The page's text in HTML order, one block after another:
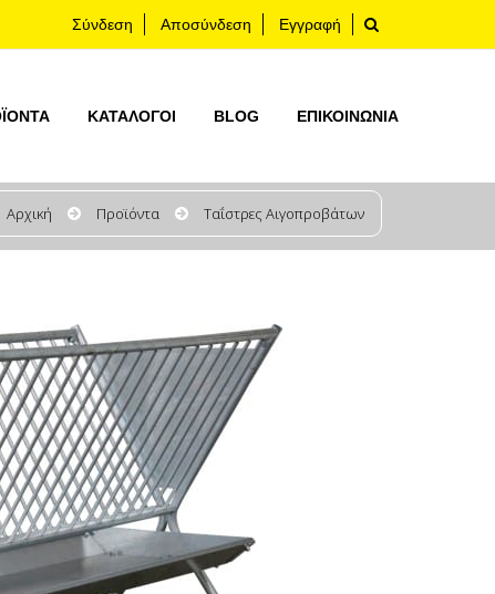
Σύνδεση Αποσύνδεση Εγγραφή
ΚΑΤΆΛΟΓΟΙ BLOG ΕΠΙΚΟΙΝΩΝΊΑ
Αρχική Προϊόντα Ταΐστρες Αιγοπροβάτων